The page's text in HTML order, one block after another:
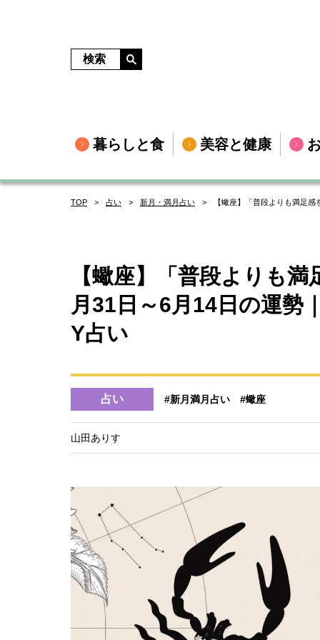
暮らしと食 美容と健康
TOP 占い 新月・満月占い 【蠍座】「普段よりも満足
【蠍座】「普段よりも
月31日～6月14日の運勢
Y占い
占い #新月満月占い #蠍座
山田ありす